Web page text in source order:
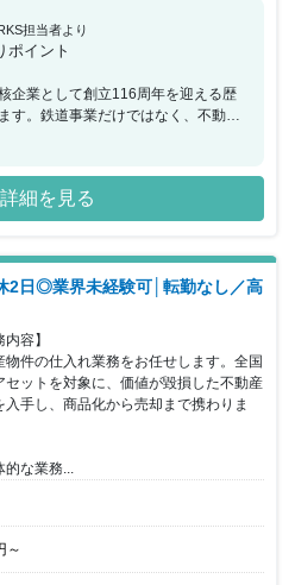
担当者より
ポイント
企業として創立116周年を迎える歴
す。鉄道事業だけではなく、不動産
どの地域の人々の生活を支える幅広
躍は非常に多岐に渡っており商業施
鉄道高架下の有効活用などのお客様
質な住環境の提供を行っています。
展に大きく貢献していくことが可能
中心に様々な事業を手掛けておりま
、キャリアも多様となっておりま
となり経営も安定しておりますの
なっています。
細を見る
2日◎業界未経験可│転勤なし／高
内容】
物件の仕入れ業務をお任せします。全国
セットを対象に、価値が毀損した不動産
入手し、商品化から売却まで携わりま
的な業務...
～